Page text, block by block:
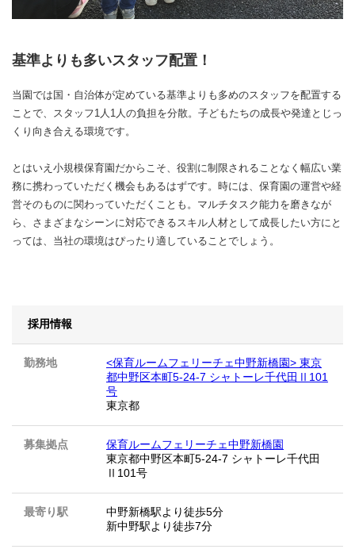
基準よりも多いスタッフ配置！
当園では国・自治体が定めている基準よりも多めのスタッフを配置する
ことで、スタッフ1人1人の負担を分散。子どもたちの成長や発達とじっ
くり向き合える環境です。
とはいえ小規模保育園だからこそ、役割に制限されることなく幅広い業
務に携わっていただく機会もあるはずです。時には、保育園の運営や経
営そのものに関わっていただくことも。マルチタスク能力を磨きなが
ら、さまざまなシーンに対応できるスキル人材として成長したい方にと
っては、当社の環境はぴったり適していることでしょう。
採用情報
勤務地
<保育ルームフェリーチェ中野新橋園> 東京
都中野区本町5-24-7 シャトーレ千代田Ⅱ101
号
東京都
募集拠点
保育ルームフェリーチェ中野新橋園
東京都中野区本町5-24-7 シャトーレ千代田
Ⅱ101号
最寄り駅
中野新橋駅より徒歩5分
新中野駅より徒歩7分